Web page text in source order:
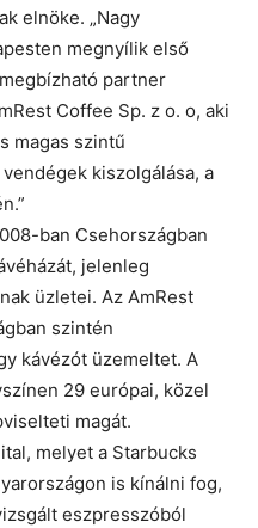
elnöke. „Nagy
megnyílik első
partner
Coffee Sp. z o. o, aki
magas szintű
kiszolgálása, a
ban Csehországban
jelenleg
üzletei. Az AmRest
szintén
kávézót üzemeltet. A
29 európai, közel
magát.
melyet a Starbucks
is kínálni fog,
eszpresszóból